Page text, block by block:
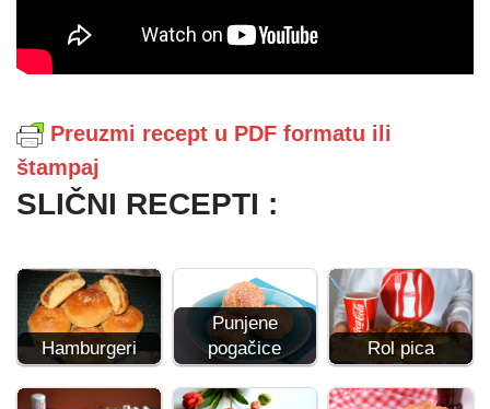
Preuzmi recept u PDF formatu ili
štampaj
SLIČNI RECEPTI :
Hamburgeri
Punjene
pogačice
Rol pica